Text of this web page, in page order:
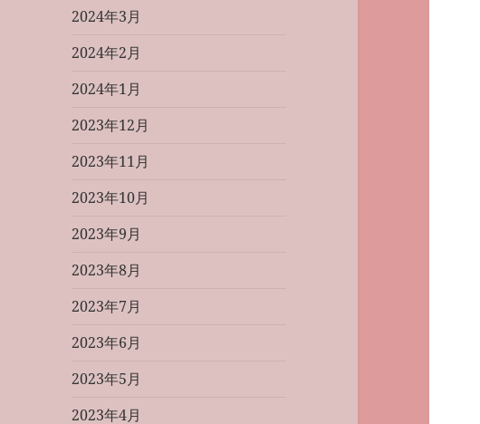
2024年3月
2024年2月
2024年1月
2023年12月
2023年11月
2023年10月
2023年9月
2023年8月
2023年7月
2023年6月
2023年5月
2023年4月